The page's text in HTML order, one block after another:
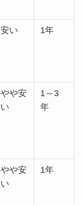
安い 1年
やや安
い
1～3
年
やや安
い
1年